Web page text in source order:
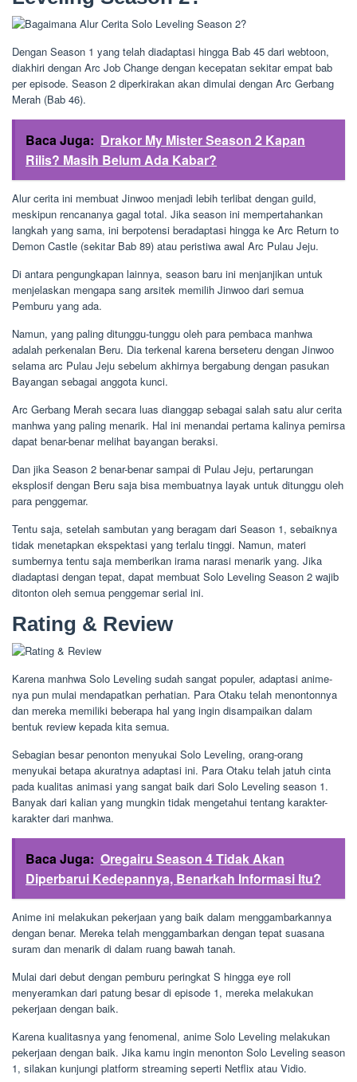
Dengan Season 1 yang telah diadaptasi hingga Bab 45 dari webtoon,
diakhiri dengan Arc Job Change dengan kecepatan sekitar empat bab
per episode. Season 2 diperkirakan akan dimulai dengan Arc Gerbang
Merah (Bab 46).
Baca Juga: Drakor My Mister Season 2 Kapan
Rilis? Masih Belum Ada Kabar?
Alur cerita ini membuat Jinwoo menjadi lebih terlibat dengan guild,
meskipun rencananya gagal total. Jika season ini mempertahankan
langkah yang sama, ini berpotensi beradaptasi hingga ke Arc Return to
Demon Castle (sekitar Bab 89) atau peristiwa awal Arc Pulau Jeju.
Di antara pengungkapan lainnya, season baru ini menjanjikan untuk
menjelaskan mengapa sang arsitek memilih Jinwoo dari semua
Pemburu yang ada.
Namun, yang paling ditunggu-tunggu oleh para pembaca manhwa
adalah perkenalan Beru. Dia terkenal karena berseteru dengan Jinwoo
selama arc Pulau Jeju sebelum akhirnya bergabung dengan pasukan
Bayangan sebagai anggota kunci.
Arc Gerbang Merah secara luas dianggap sebagai salah satu alur cerita
manhwa yang paling menarik. Hal ini menandai pertama kalinya pemirsa
dapat benar-benar melihat bayangan beraksi.
Dan jika Season 2 benar-benar sampai di Pulau Jeju, pertarungan
eksplosif dengan Beru saja bisa membuatnya layak untuk ditunggu oleh
para penggemar.
Tentu saja, setelah sambutan yang beragam dari Season 1, sebaiknya
tidak menetapkan ekspektasi yang terlalu tinggi. Namun, materi
sumbernya tentu saja memberikan irama narasi menarik yang. Jika
diadaptasi dengan tepat, dapat membuat Solo Leveling Season 2 wajib
ditonton oleh semua penggemar serial ini.
Rating & Review
Karena manhwa Solo Leveling sudah sangat populer, adaptasi anime-
nya pun mulai mendapatkan perhatian. Para Otaku telah menontonnya
dan mereka memiliki beberapa hal yang ingin disampaikan dalam
bentuk review kepada kita semua.
Sebagian besar penonton menyukai Solo Leveling, orang-orang
menyukai betapa akuratnya adaptasi ini. Para Otaku telah jatuh cinta
pada kualitas animasi yang sangat baik dari Solo Leveling season 1.
Banyak dari kalian yang mungkin tidak mengetahui tentang karakter-
karakter dari manhwa.
Baca Juga: Oregairu Season 4 Tidak Akan
Diperbarui Kedepannya, Benarkah Informasi Itu?
Anime ini melakukan pekerjaan yang baik dalam menggambarkannya
dengan benar. Mereka telah menggambarkan dengan tepat suasana
suram dan menarik di dalam ruang bawah tanah.
Mulai dari debut dengan pemburu peringkat S hingga eye roll
menyeramkan dari patung besar di episode 1, mereka melakukan
pekerjaan dengan baik.
Karena kualitasnya yang fenomenal, anime Solo Leveling melakukan
pekerjaan dengan baik. Jika kamu ingin menonton Solo Leveling season
1, silakan kunjungi platform streaming seperti Netflix atau Vidio.